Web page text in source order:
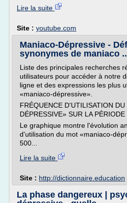
Lire la suite
Site : youtube.com
Maniaco-Dépressive -
synonymes de maniaco
Liste des principales recherches
utilisateurs pour accéder à notre
ligne et des expressions les plus
«maniaco-dépressive».
FRÉQUENCE D'UTILISATION
DÉPRESSIVE» SUR LA PÉRIODE
Le graphique montre l'évolution
d'utilisation du mot «maniaco-
500...
Lire la suite
Site : http://dictionnaire.education
La phase dangereux |